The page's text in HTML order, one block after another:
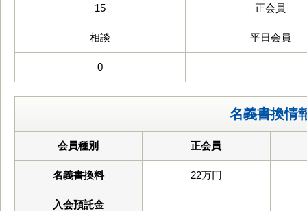
15 正会員
相談 平日会員
0
名義書換情
会員種別 正会員
名義書換料 22万円
入会預託金